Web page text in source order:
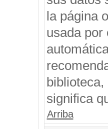
la página
usada por
significa
Arriba